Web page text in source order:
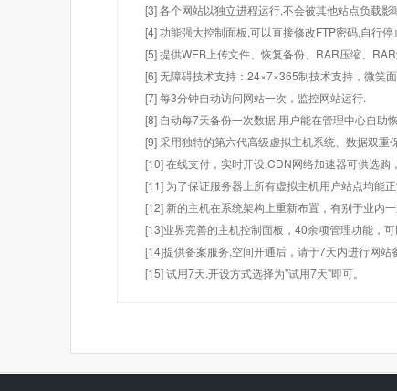
[3] 各个网站以独立进程运行,不会被其他站点负载
[4] 功能强大控制面板,可以直接修改FTP密码,自行
[5] 提供WEB上传文件、恢复备份、RAR压缩、
[6] 无障碍技术支持：24×7×365制技术支持，微笑面
[7] 每3分钟自动访问网站一次，监控网站运行.
[8] 自动每7天备份一次数据,用户能在管理中心自助
[9] 采用独特的第六代高级虚拟主机系统、数据双重
[10] 在线支付，实时开设,CDN网络加速器可供选
[11] 为了保证服务器上所有虚拟主机用户站点均能
[12] 新的主机在系统架构上重新布置，有别于业内
[13]业界完善的主机控制面板，40余项管理功能，可
[14]提供备案服务,空间开通后，请于7天内进行网站
[15] 试用7天.开设方式选择为"试用7天"即可。